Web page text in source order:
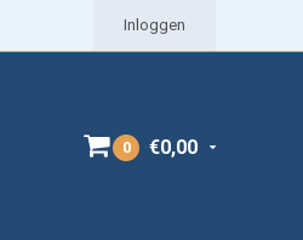
Inloggen
0 €0,00